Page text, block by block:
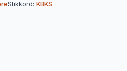
Stikkord: KBKS